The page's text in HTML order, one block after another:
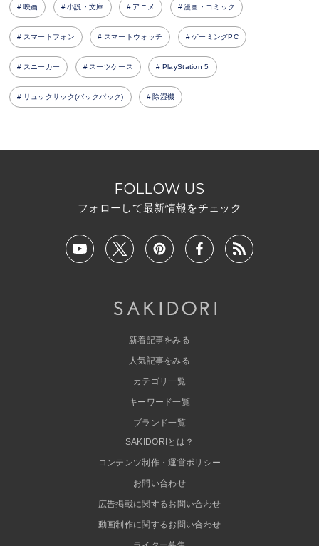
映画 小説・文庫 アニメ 漫画・コミック
スマートフォン スマートウォッチ ゲーミングPC
スニーカー スーツケース PlayStation 5
リュックサック(バックパック) 除湿機
FOLLOW US
フォローして最新情報をチェック
新着記事をみる
人気記事をみる
カテゴリ一覧
キーワード一覧
ブランド一覧
SAKIDORIとは？
コンテンツ制作・運営ポリシー
お問い合わせ
広告掲載に関するお問い合わせ
動画制作に関するお問い合わせ